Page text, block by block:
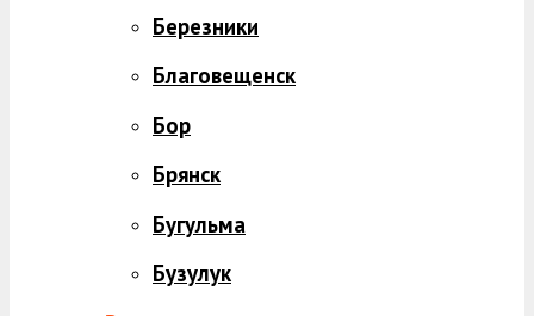
Березники
Благовещенск
Бор
Брянск
Бугульма
Бузулук